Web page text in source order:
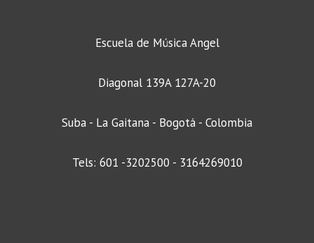
Escuela de Música Angel
Diagonal 139A 127A-20
Suba - La Gaitana - Bogotá - Colombia
Tels: 601 -3202500 - 3164269010